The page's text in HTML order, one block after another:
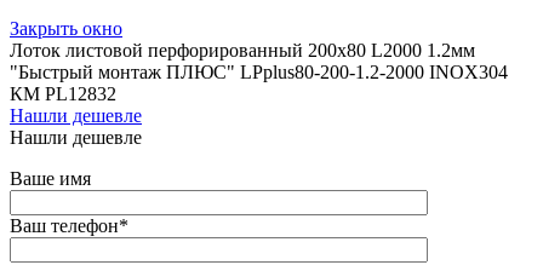
Закрыть окно
Лоток листовой перфорированный 200х80 L2000 1.2мм
"Быстрый монтаж ПЛЮС" LPplus80-200-1.2-2000 INOX304
КМ PL12832
Нашли дешевле
Нашли дешевле
Ваше имя
Ваш телефон*